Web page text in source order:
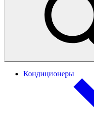
Кондиционеры